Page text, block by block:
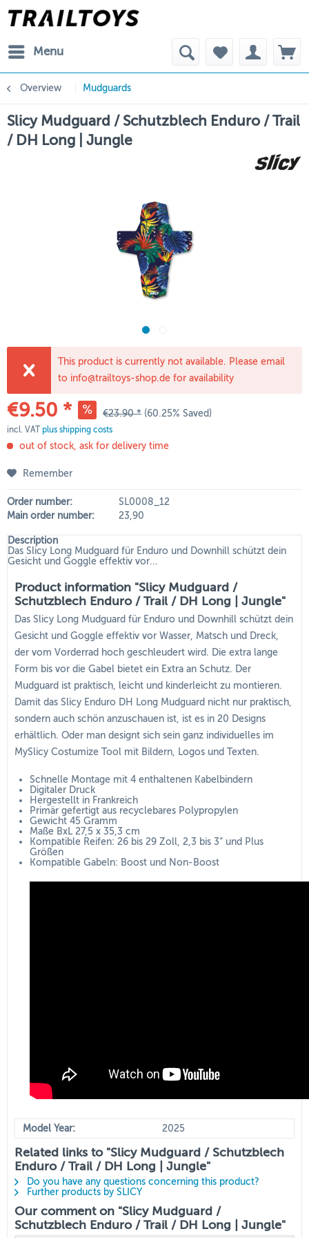
Menu
Overview Mudguards
Slicy Mudguard / Schutzblech Enduro / Trail
/ DH Long | Jungle
This product is currently not available. Please email
to info@trailtoys-shop.de for availability
€9.50 * €23.90 * (60.25% Saved)
incl. VAT plus shipping costs
out of stock, ask for delivery time
Remember
Order number:
SL0008_12
Main order number:
23,90
Description
Das Slicy Long Mudguard für Enduro und Downhill schützt dein
Gesicht und Goggle effektiv vor...
Product information "Slicy Mudguard /
Schutzblech Enduro / Trail / DH Long | Jungle"
Das Slicy Long Mudguard für Enduro und Downhill schützt dein
Gesicht und Goggle effektiv vor Wasser, Matsch und Dreck,
der vom Vorderrad hoch geschleudert wird. Die extra lange
Form bis vor die Gabel bietet ein Extra an Schutz. Der
Mudguard ist praktisch, leicht und kinderleicht zu montieren.
Damit das Slicy Enduro DH Long Mudguard nicht nur praktisch,
sondern auch schön anzuschauen ist, ist es in 20 Designs
erhältlich. Oder man designt sich sein ganz individuelles im
MySlicy Costumize Tool mit Bildern, Logos und Texten.
Schnelle Montage mit 4 enthaltenen Kabelbindern
Digitaler Druck
Hergestellt in Frankreich
Primär gefertigt aus recyclebares Polypropylen
Gewicht 45 Gramm
Maße BxL 27,5 x 35,3 cm
Kompatible Reifen: 26 bis 29 Zoll, 2,3 bis 3“ und Plus
Größen
Kompatible Gabeln: Boost und Non-Boost
Model Year: 2025
Related links to "Slicy Mudguard / Schutzblech
Enduro / Trail / DH Long | Jungle"
Do you have any questions concerning this product?
Further products by SLICY
Our comment on "Slicy Mudguard /
Schutzblech Enduro / Trail / DH Long | Jungle"